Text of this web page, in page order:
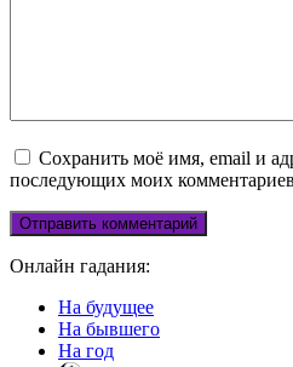
Сохранить моё имя, email и
последующих моих
Онлайн гадания:
На будущее
На бывшего
На год